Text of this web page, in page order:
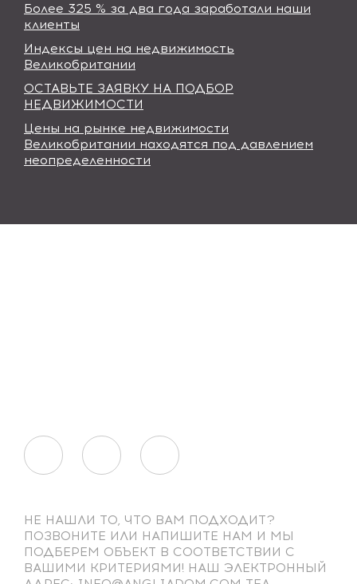
Более 325 % за два года заработали наши
клиенты
Индексы цен на недвижимость
Великобритании
ОСТАВЬТЕ ЗАЯВКУ НА ПОДБОР
НЕДВИЖИМОСТИ
Цены на рынке недвижимости
Великобритании находятся под давлением
неопределенности
НЕ НАШЛИ ТО, ЧТО ВАМ ПОДХОДИТ?
ПОЗВОНИТЕ ИЛИ НАПИШИТЕ НАМ И МЫ
ПОДБЕРЕМ ОБЪЕКТ В СООТВЕТСТВИИ С
ВАШИМИ КРИТЕРИЯМИ! НАШ ЭЛЕКТРОННЫЙ